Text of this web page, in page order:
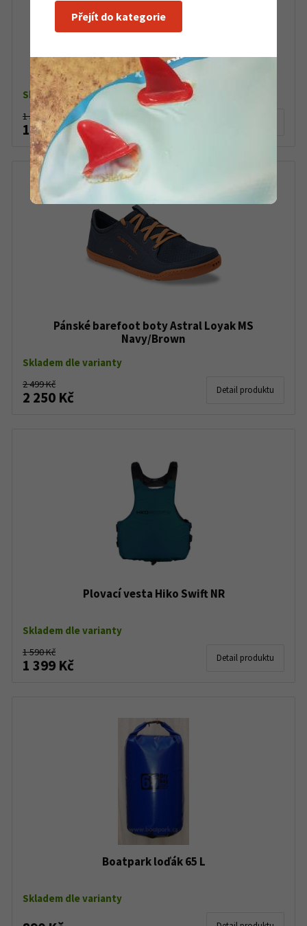
Vodácké boty Hiko Rafter
Skladem dle varianty
1 520 Kč
1 390 Kč
Pánské barefoot boty Astral Loyak MS
Navy/Brown
Skladem dle varianty
2 499 Kč
2 250 Kč Detail produktu
Plovací vesta Hiko Swift NR
Skladem dle varianty
1 590 Kč
1 399 Kč Detail produktu
Boatpark loďák 65 L
Skladem dle varianty
Přejít do kategorie